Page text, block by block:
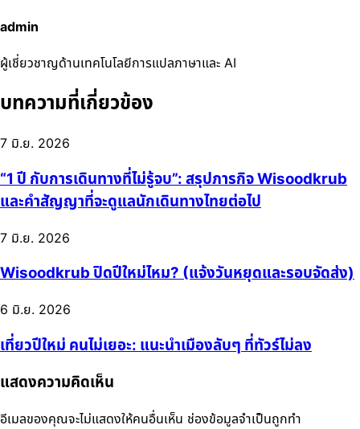
admin
ผู้เชี่ยวชาญด้านเทคโนโลยีการแปลภาษาและ AI
บทความที่เกี่ยวข้อง
7 มิ.ย. 2026
“1 ปี กับการเดินทางที่ไม่รู้จบ”: สรุปภารกิจ Wisoodkrub
และคำสัญญาที่จะดูแลนักเดินทางไทยต่อไป
7 มิ.ย. 2026
Wisoodkrub ปิดปีใหม่ไหม? (แจ้งวันหยุดและรอบจัดส่ง)
6 มิ.ย. 2026
เที่ยวปีใหม่ คนไม่เยอะ: แนะนำเมืองลับๆ ที่ทัวร์ไม่ลง
แสดงความคิดเห็น
อีเมลของคุณจะไม่แสดงให้คนอื่นเห็น ช่องข้อมูลจำเป็นถูกทำ